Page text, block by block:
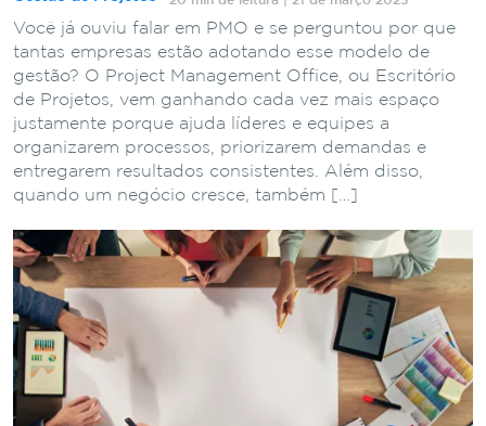
Você já ouviu falar em PMO e se perguntou por que
tantas empresas estão adotando esse modelo de
gestão? O Project Management Office, ou Escritório
de Projetos, vem ganhando cada vez mais espaço
justamente porque ajuda líderes e equipes a
organizarem processos, priorizarem demandas e
entregarem resultados consistentes. Além disso,
quando um negócio cresce, também […]